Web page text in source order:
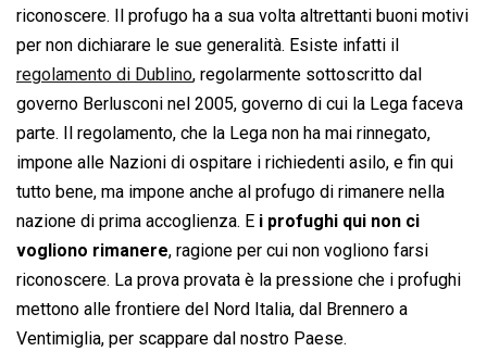
k
p
n
k
riconoscere. Il profugo ha a sua volta altrettanti buoni motivi
per non dichiarare le sue generalità. Esiste infatti il
regolamento di Dublino, regolarmente sottoscritto dal
governo Berlusconi nel 2005, governo di cui la Lega faceva
parte. Il regolamento, che la Lega non ha mai rinnegato,
impone alle Nazioni di ospitare i richiedenti asilo, e fin qui
tutto bene, ma impone anche al profugo di rimanere nella
nazione di prima accoglienza. E i profughi qui non ci
vogliono rimanere, ragione per cui non vogliono farsi
riconoscere. La prova provata è la pressione che i profughi
mettono alle frontiere del Nord Italia, dal Brennero a
Ventimiglia, per scappare dal nostro Paese.